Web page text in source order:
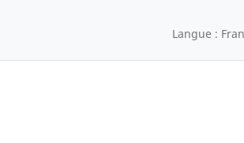
Langue :